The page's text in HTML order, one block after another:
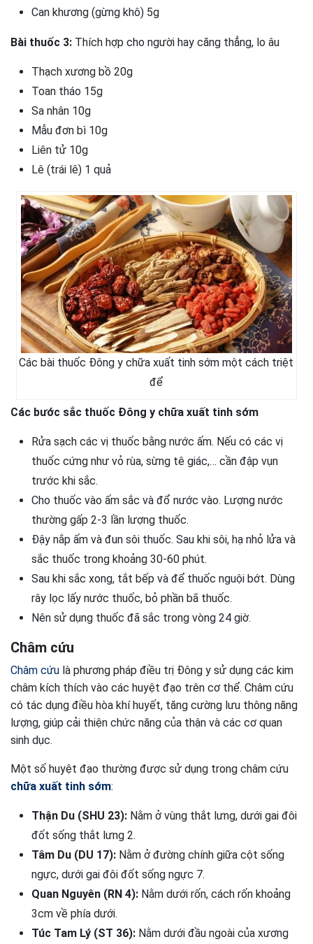
Can khương (gừng khô) 5g
Bài thuốc 3: Thích hợp cho người hay căng thẳng, lo âu
Thạch xương bồ 20g
Toan tháo 15g
Sa nhân 10g
Mẫu đơn bì 10g
Liên tử 10g
Lê (trái lê) 1 quả
Các bài thuốc Đông y chữa xuất tinh sớm một cách triệt
để
Các bước sắc thuốc Đông y chữa xuất tinh sớm
Rửa sạch các vị thuốc bằng nước ấm. Nếu có các vị
thuốc cứng như vỏ rùa, sừng tê giác,… cần đập vụn
trước khi sắc.
Cho thuốc vào ấm sắc và đổ nước vào. Lượng nước
thường gấp 2-3 lần lượng thuốc.
Đậy nắp ấm và đun sôi thuốc. Sau khi sôi, hạ nhỏ lửa và
sắc thuốc trong khoảng 30-60 phút.
Sau khi sắc xong, tắt bếp và để thuốc nguội bớt. Dùng
rây lọc lấy nước thuốc, bỏ phần bã thuốc.
Nên sử dụng thuốc đã sắc trong vòng 24 giờ.
Châm cứu
Châm cứu là phương pháp điều trị Đông y sử dụng các kim
châm kích thích vào các huyệt đạo trên cơ thể. Châm cứu
có tác dụng điều hòa khí huyết, tăng cường lưu thông năng
lượng, giúp cải thiện chức năng của thận và các cơ quan
sinh dục.
Một số huyệt đạo thường được sử dụng trong châm cứu
chữa xuất tinh sớm:
Thận Du (SHU 23): Nằm ở vùng thắt lưng, dưới gai đôi
đốt sống thắt lưng 2.
Tâm Du (DU 17): Nằm ở đường chính giữa cột sống
ngực, dưới gai đôi đốt sống ngực 7.
Quan Nguyên (RN 4): Nằm dưới rốn, cách rốn khoảng
3cm về phía dưới.
Túc Tam Lý (ST 36): Nằm dưới đầu ngoài của xương